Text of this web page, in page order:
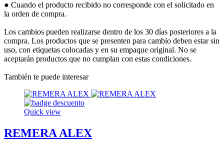
● Cuando el producto recibido no corresponde con el solicitado en
la orden de compra.
Los cambios pueden realizarse dentro de los 30 días posteriores a la
compra. Los productos que se presenten para cambio deben estar sin
uso, con etiquetas colocadas y en su empaque original. No se
aceptarán productos que no cumplan con estas condiciones.
También te puede interesar
Quick view
REMERA ALEX